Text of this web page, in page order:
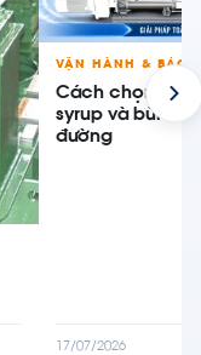
VẬN HÀNH & BẢO
Cách chọn
syrup và bùn
đường
17/07/2026